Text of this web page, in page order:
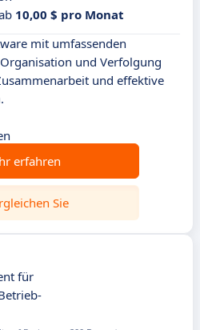
10,00 $ pro Monat
mit umfassenden
und Verfolgung
und effektive
erfahren
Sie
für